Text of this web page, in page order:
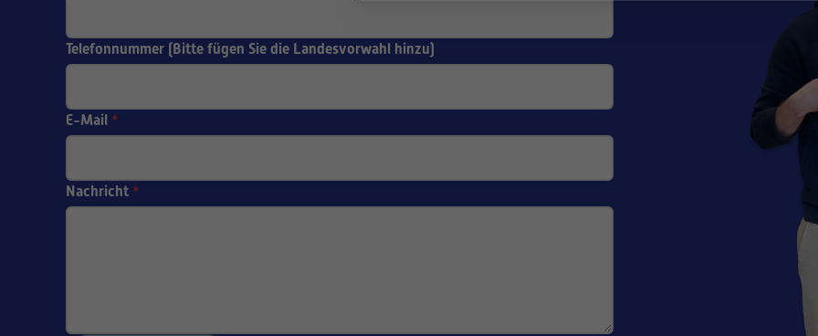
Telefonnummer (Bitte fügen Sie die Landesvorwahl hinzu)
E-Mail *
Nachricht *